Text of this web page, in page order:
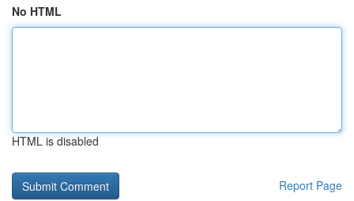
No HTML
HTML is disabled
Report Page